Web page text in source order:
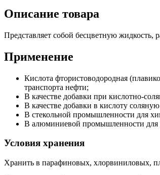
Описание товара
Представляет собой бесцветную жидкость,
Применение
Кислота фтористоводородная
транспорта нефти;
В качестве добавки при кислотно-
В качестве добавки в кислоту
В стекольной промышленности для
В алюминиевой промышленности для
Условия хранения
Хранить в парафиновых, хлорвиниловых,